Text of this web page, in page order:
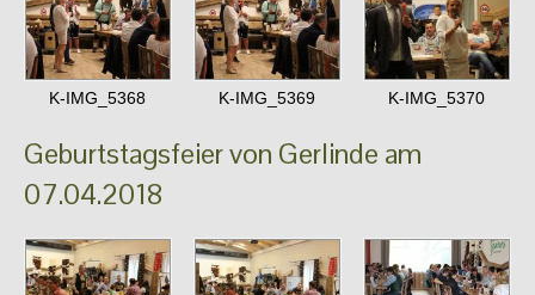
K-IMG_5368 K-IMG_5369 K-IMG_5370
Geburtstagsfeier von Gerlinde am
07.04.2018